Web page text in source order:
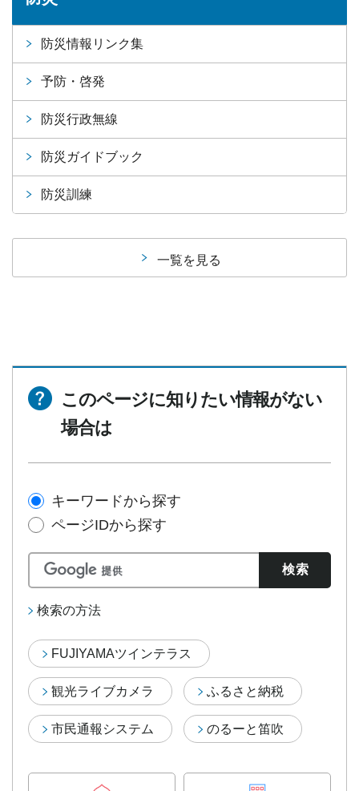
防災情報リンク集
予防・啓発
防災行政無線
防災ガイドブック
防災訓練
一覧を見る
このページに知りたい情報がない
場合は
キーワードから探す
ページIDから探す
検索の方法
FUJIYAMAツインテラス
観光ライブカメラ ふるさと納税
市民通報システム のるーと笛吹